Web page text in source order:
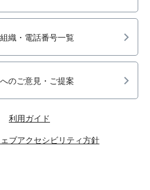
織・電話番号一覧
のご意見・ご提案
利用ガイド
ブアクセシビリティ方針